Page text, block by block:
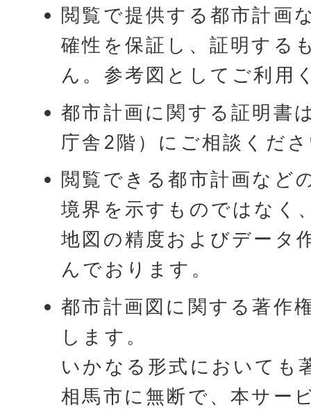
閲覧で提供する都市計画
確性を保証し、証明する
ん。参考図としてご利用
都市計画に関する証明書
庁舎2階）にご相談くだ
閲覧できる都市計画など
境界を示すものではなく
地図の精度およびデータ
んでおります。
都市計画図に関する著作
します。
いかなる形式においても
相馬市に無断で、本サー